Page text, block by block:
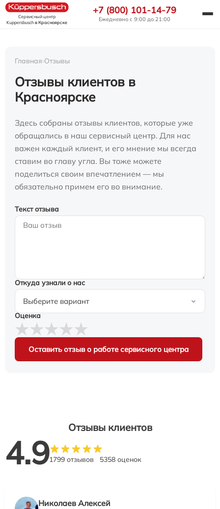
Сервисный центр
Kuppersbuschв Красноярске
+7 (800) 101-14-79
Ежедневно с 9:00 до 21:00
Главная›Отзывы
Отзывы клиентов в
Красноярске
Здесь собраны отзывы клиентов, которые уже
обращались в наш сервисный центр. Для нас
важен каждый клиент, и его мнение мы всегда
ставим во главу угла. Вы тоже можете
поделиться своим впечатлением — мы
обязательно примем его во внимание.
Текст отзыва
Откуда узнали о нас
Оценка
Оставить отзыв о работе сервисного центра
Отзывы клиентов
4.91799 отзывов 5358 оценок
Николаев Алексей